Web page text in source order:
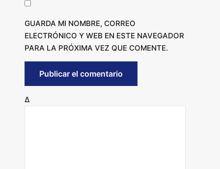
GUARDA MI NOMBRE, CORREO
ELECTRÓNICO Y WEB EN ESTE NAVEGADOR
PARA LA PRÓXIMA VEZ QUE COMENTE.
Δ